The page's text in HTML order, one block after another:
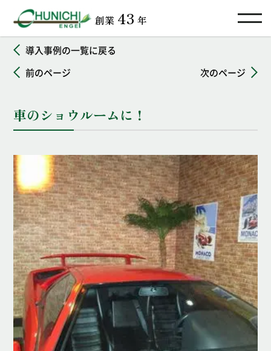
創業 43 年
TOP 導入事例 車のショウルームに！
導入事例の一覧に戻る
前のページ
次のページ
車のショウルームに！